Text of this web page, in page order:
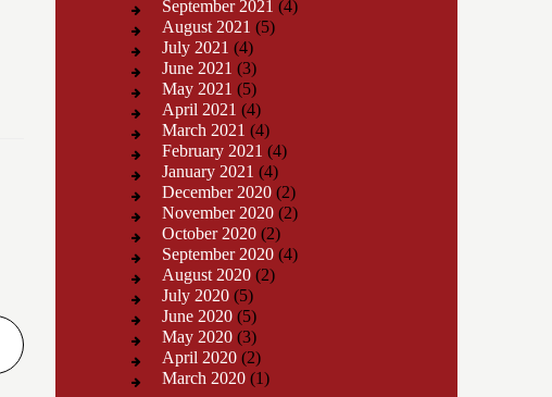
September 2021 (4)
August 2021 (5)
July 2021 (4)
June 2021 (3)
May 2021 (5)
April 2021 (4)
March 2021 (4)
February 2021 (4)
January 2021 (4)
December 2020 (2)
November 2020 (2)
October 2020 (2)
September 2020 (4)
August 2020 (2)
July 2020 (5)
June 2020 (5)
May 2020 (3)
April 2020 (2)
March 2020 (1)